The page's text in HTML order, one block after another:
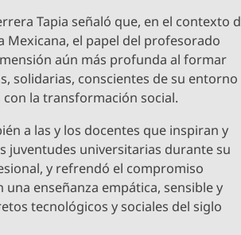
Tapia señaló que, en el contexto
Mexicana, el papel del profesorado
aún más profunda al formar
solidarias, conscientes de su entorno
la transformación social.
a las y los docentes que inspiran y
juventudes universitarias durante su
y refrendó el compromiso
enseñanza empática, sensible y
tecnológicos y sociales del siglo